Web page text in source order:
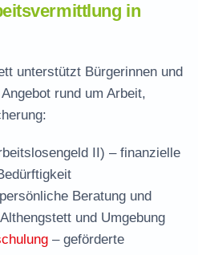
in
unterstützt Bürgerinnen und
rund um Arbeit,
II) – finanzielle
Beratung und
und Umgebung
– geförderte